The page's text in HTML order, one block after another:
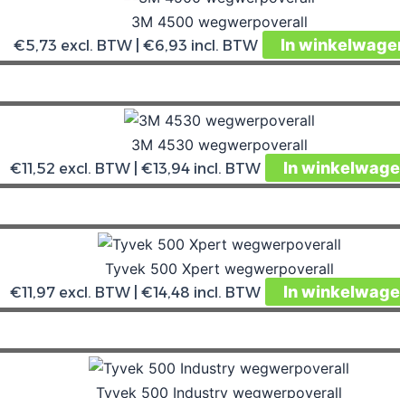
3M 4500 wegwerpoverall
€5,73 excl. BTW | €6,93 incl. BTW In
3M 4530 wegwerpoverall
€11,52 excl. BTW | €13,94 incl. BTW In
Tyvek 500 Xpert wegwerpoverall
€11,97 excl. BTW | €14,48 incl. BTW In
Tyvek 500 Industry wegwerpoverall